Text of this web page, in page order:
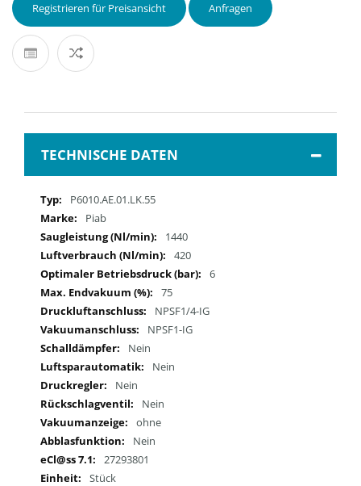
Registrieren für Preisansicht Anfragen
TECHNISCHE DATEN
Mehr
Informationen
P6010.AE.01.LK.55
Piab
1440
420
6
75
NPSF1/4-IG
NPSF1-IG
Nein
Nein
Nein
Nein
ohne
Nein
27293801
Stück